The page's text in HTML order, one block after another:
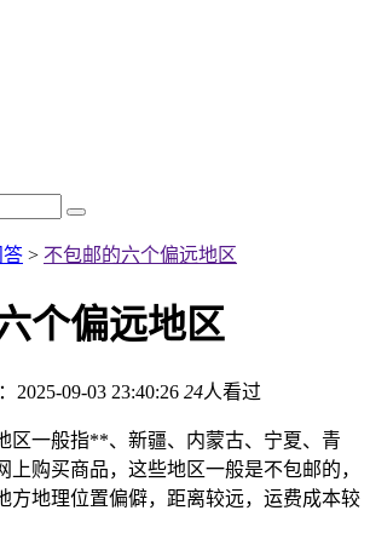
答 > 不包邮的六个偏远地区
个偏远地区
2025-09-03 23:40:26 24人看过
区一般指**、新疆、内蒙古、宁夏、青
上购买商品，这些地区一般是不包邮的，
方地理位置偏僻，距离较远，运费成本较